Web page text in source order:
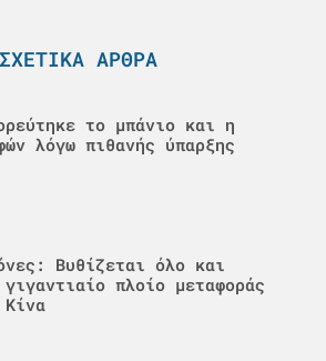
ΣΧΕΤΙΚΆ ΆΡΘΡΑ
το μπάνιο και η
λόγω πιθανής ύπαρξης
Βυθίζεται όλο και
πλοίο μεταφοράς